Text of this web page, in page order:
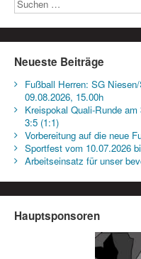
Neueste Beiträge
Fußball Herren: SG
09.08.2026, 15.00h
Kreispokal Quali-Runde
3:5 (1:1)
Vorbereitung auf die neue
Sportfest vom 10.07.2026
Arbeitseinsatz für unser
Hauptsponsoren